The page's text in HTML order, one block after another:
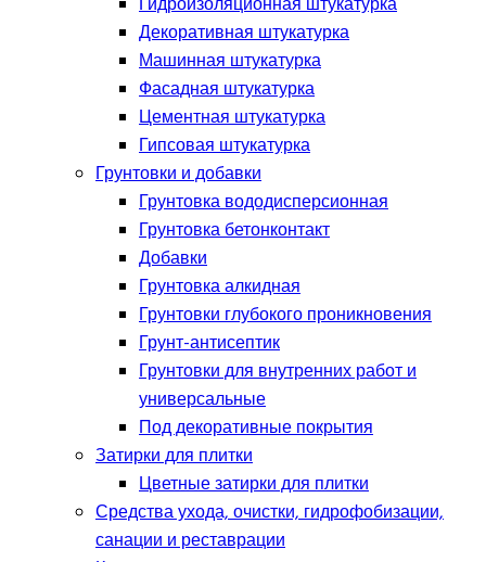
Декоративная штукатурка
Машинная штукатурка
Фасадная штукатурка
Цементная штукатурка
Гипсовая штукатурка
Грунтовки и добавки
Грунтовка вододисперсионная
Грунтовка бетонконтакт
Добавки
Грунтовка алкидная
Грунтовки глубокого проникновения
Грунт-антисептик
Грунтовки для внутренних работ и
универсальные
Под декоративные покрытия
Затирки для плитки
Цветные затирки для плитки
Средства ухода, очистки, гидрофобизации,
санации и реставрации